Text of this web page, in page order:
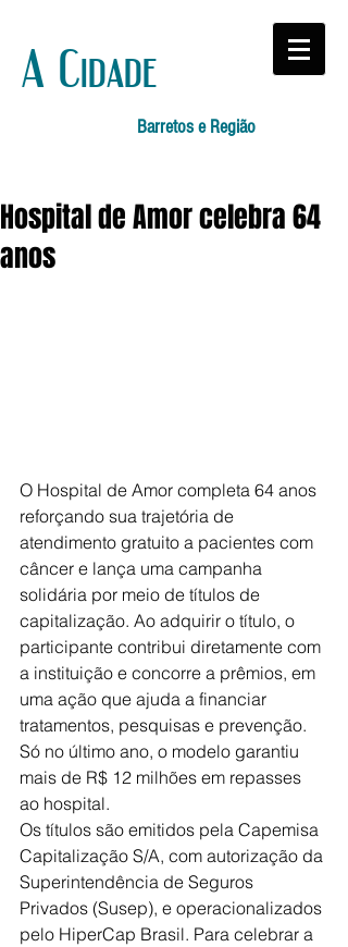
A Cidade
Barretos e Região
Hospital de Amor celebra 64
anos
O Hospital de Amor completa 64 anos
reforçando sua trajetória de
atendimento gratuito a pacientes com
câncer e lança uma campanha
solidária por meio de títulos de
capitalização. Ao adquirir o título, o
participante contribui diretamente com
a instituição e concorre a prêmios, em
uma ação que ajuda a financiar
tratamentos, pesquisas e prevenção.
Só no último ano, o modelo garantiu
mais de R$ 12 milhões em repasses
ao hospital.
Os títulos são emitidos pela Capemisa
Capitalização S/A, com autorização da
Superintendência de Seguros
Privados (Susep), e operacionalizados
pelo HiperCap Brasil. Para celebrar a